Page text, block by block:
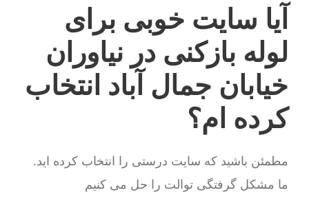
آیا سایت خوبی برای
لوله بازکنی در نیاوران
خیابان جمال آباد انتخاب
کرده ام؟
مطمئن باشید که سایت درستی را انتخاب کرده اید.
ما مشکل گرفتگی توالت را حل می کنیم